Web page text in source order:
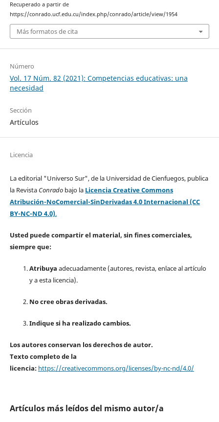
Recuperado a partir de
https://conrado.ucf.edu.cu/index.php/conrado/article/view/1954
Más formatos de cita
Número
Vol. 17 Núm. 82 (2021): Competencias educativas: una
necesidad
Sección
Artículos
Licencia
La editorial "Universo Sur", de la Universidad de Cienfuegos, publica
la Revista Conradobajo la Licencia Creative Commons
Atribución-NoComercial-SinDerivadas 4.0 Internacional (CC
BY-NC-ND 4.0).
Usted puede compartir el material, sin fines comerciales,
siempre que:
Atribuya adecuadamente (autores, revista, enlace al artículo
y a esta licencia).
No cree obras derivadas.
Indique si ha realizado cambios.
Los autores conservan los derechos de autor.
Texto completo de la
licencia: https://creativecommons.org/licenses/by-nc-nd/4.0/
Artículos más leídos del mismo autor/a